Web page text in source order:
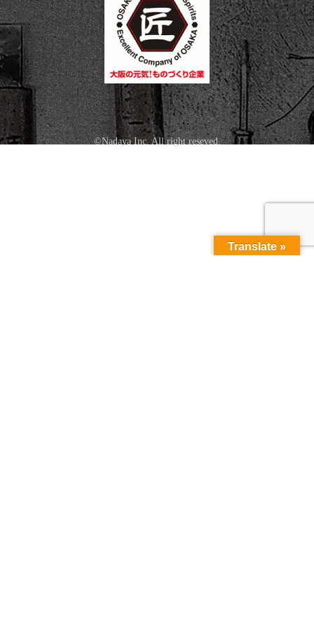
©Nadaya Inc. All right reseved.
Translate »